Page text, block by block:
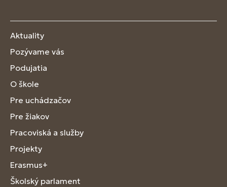
Aktuality
Pozývame vás
Podujatia
O škole
Pre uchádzačov
Pre žiakov
Pracoviská a služby
Projekty
Erasmus+
Školský parlament